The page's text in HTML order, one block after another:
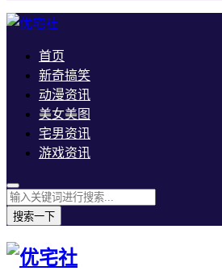
首页
新奇搞笑
动漫资讯
美女美图
宅男资讯
游戏资讯
搜索一下